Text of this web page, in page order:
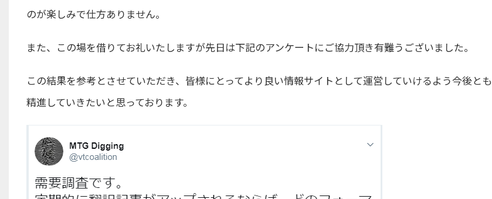
のが楽しみで仕方ありません。
また、この場を借りてお礼いたしますが先日は下記のアンケートにご協力頂き有難うございました。
この結果を参考とさせていただき、皆様にとってより良い情報サイトとして運営していけるよう今後とも
精進していきたいと思っております。